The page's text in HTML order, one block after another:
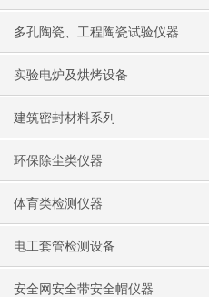
多孔陶瓷、工程陶瓷试验仪器
实验电炉及烘烤设备
建筑密封材料系列
环保除尘类仪器
体育类检测仪器
电工套管检测设备
安全网安全带安全帽仪器